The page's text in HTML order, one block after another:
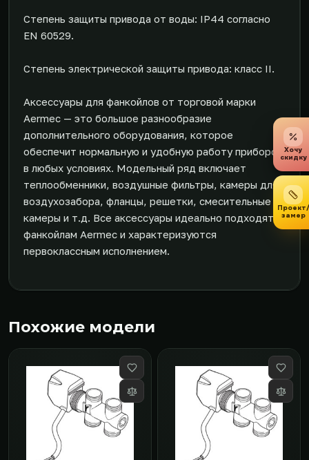
Степень защиты привода от воды: IP44 согласно
EN 60529.
Степень электрической защиты привода: класс II.
Аксессуары для фанкойлов от торговой марки
Aermec — это большое разнообразие
дополнительного оборудования, которое
обеспечит нормальную и удобную работу приборов
в любых условиях. Модельный ряд включает
теплообменники, воздушные фильтры, камеры для
воздухозабора, фланцы, решетки, смесительные
камеры и т.д. Все аксессуары идеально подходят
фанкойлам Aermec и характеризуются
первоклассным исполнением.
Похожие модели
Хочу
скидку
Проект/
замер